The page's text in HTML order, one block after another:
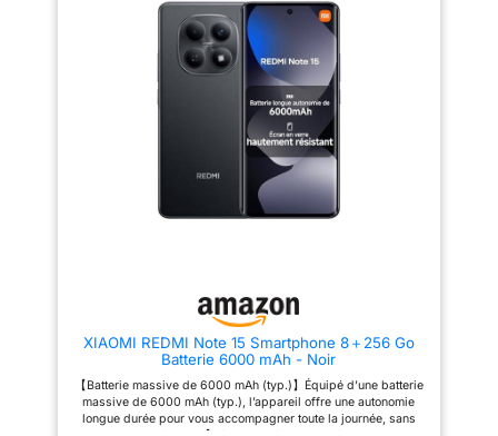
Grâce à un taux de
rafraîchissement adaptatif
pouvant atteindre 120 Hz,
profitez d'une expérience fluide
et immersive, que vous
naviguiez sur Internet ou
regardiez des vidéos.
Ultra, le POCO C85 offre des
applications quotidiennes, le
saisissants】S'adapte à divers
capturant des textures riches et
des jeux d'ombre et de lumière
réalistes, pour vous permettre
d'immortaliser sans effort de
magnifiques moments. 【Dos
courbé, design élégant et
et gérant facilement les usages
du quotidien. 【Système de
caméra ultra-net de 108 MP】La
caméra ultra-nette de 108 MP
capture une large plage de
lumière et d’ombres, même
dans des environnements à
faible luminosité ou à fort
contraste. 【Écran immersif
6,77" FHD+ Eye-Care pour une
utilisation en plein soleil】Des
matériaux lumineux avancés
portent la luminosité maximale
d’échantillonnage tactile ultra-
élevé de 2560 Hz, offre un
contrôle rapide et réactif pour
une expérience fluide et
agréable. 【Assistant IA】
Optimisation intelligente en un
XIAOMI REDMI Note 15 Smartphone 8＋256 Go
Batterie 6000 mAh - Noir
【Batterie massive de 6000 mAh (typ.)】Équipé d’une batterie
massive de 6000 mAh (typ.), l’appareil offre une autonomie
longue durée pour vous accompagner toute la journée, sans